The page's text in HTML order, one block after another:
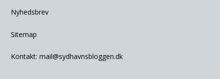
Nyhedsbrev
Sitemap
Kontakt:mail@sydhavnsbloggen.dk